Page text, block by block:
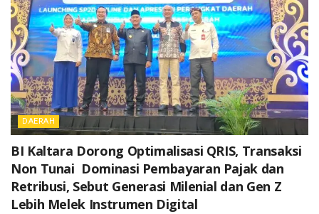
DAERAH
BI Kaltara Dorong Optimalisasi QRIS, Transaksi
Non Tunai Dominasi Pembayaran Pajak dan
Retribusi, Sebut Generasi Milenial dan Gen Z
Lebih Melek Instrumen Digital